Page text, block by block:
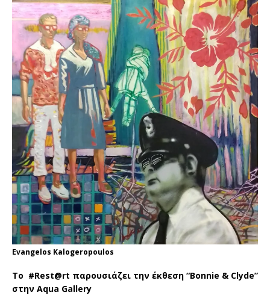
Evangelos Kalogeropoulos
To #Rest@rt παρουσιάζει την έκθεση “Bonnie & Clyde”
στην Aqua Gallery